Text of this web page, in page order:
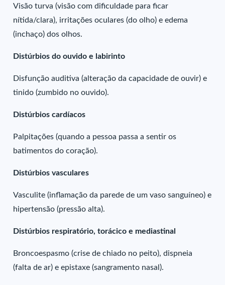
Visão turva (visão com dificuldade para ficar
nítida/clara), irritações oculares (do olho) e edema
(inchaço) dos olhos.
Distúrbios do ouvido e labirinto
Disfunção auditiva (alteração da capacidade de ouvir) e
tinido (zumbido no ouvido).
Distúrbios cardíacos
Palpitações (quando a pessoa passa a sentir os
batimentos do coração).
Distúrbios vasculares
Vasculite (inflamação da parede de um vaso sanguíneo) e
hipertensão (pressão alta).
Distúrbios respiratório, torácico e mediastinal
Broncoespasmo (crise de chiado no peito), dispneia
(falta de ar) e epistaxe (sangramento nasal).